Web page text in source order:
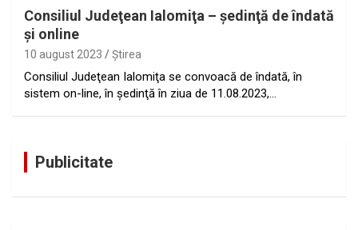
Consiliul Judeţean Ialomiţa – şedinţă de îndată
şi online
10 august 2023 Ştirea
Consiliul Judeţean Ialomiţa se convoacă de îndată, în
sistem on-line, în şedinţă în ziua de 11.08.2023,…
Publicitate